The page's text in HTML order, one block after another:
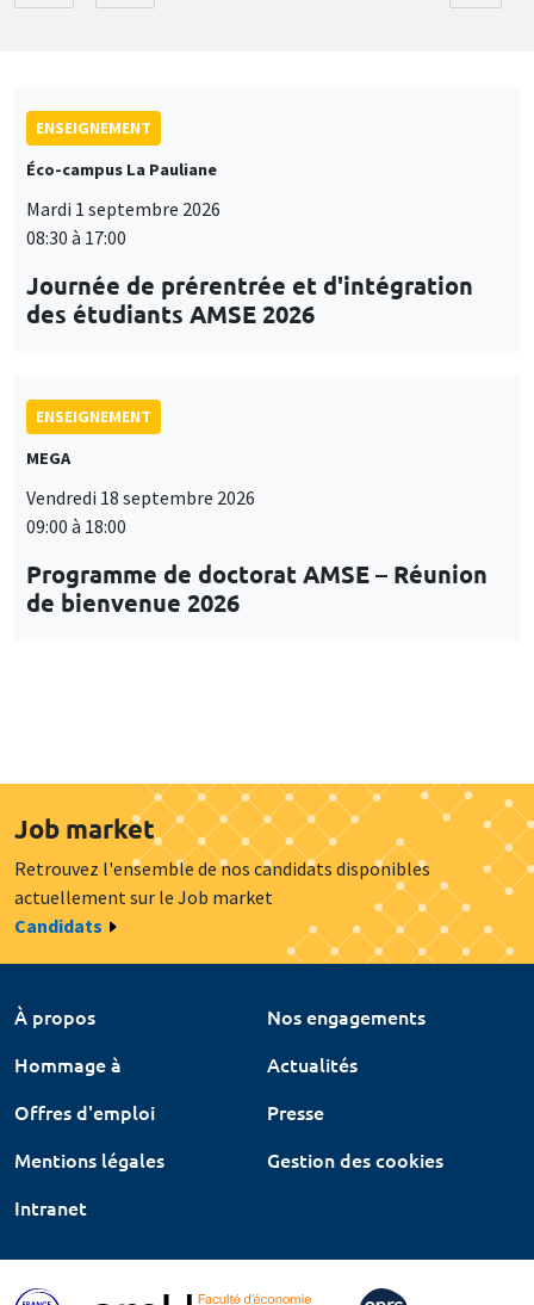
ENSEIGNEMENT
Éco-campus La Pauliane
Mardi 1 septembre 2026
08:30 à 17:00
Journée de prérentrée et d'intégration
des étudiants AMSE 2026
ENSEIGNEMENT
MEGA
Vendredi 18 septembre 2026
09:00 à 18:00
Programme de doctorat AMSE – Réunion
de bienvenue 2026
Job market
Retrouvez l'ensemble de nos candidats disponibles
actuellement sur le Job market
Candidats
À propos
Nos engagements
Hommage à
Actualités
Offres d'emploi
Presse
Mentions légales
Gestion des cookies
Intranet